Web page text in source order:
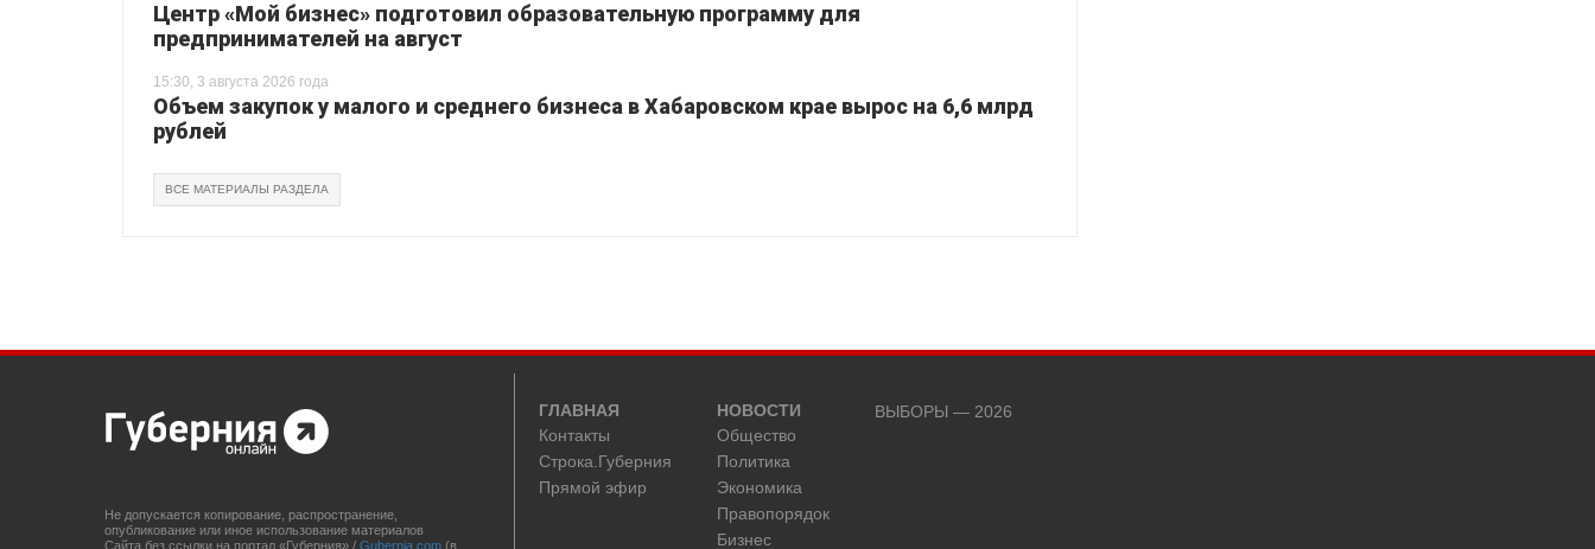
Центр «Мой бизнес» подготовил образовательную программу для
предпринимателей на август
15:30, 3 августа 2026 года
Объем закупок у малого и среднего бизнеса в Хабаровском крае вырос на 6,6 млрд
рублей
ВСЕ МАТЕРИАЛЫ РАЗДЕЛА
Не допускается копирование, распространение,
опубликование или иное использование материалов
Сайта без ссылки на портал «Губерния» / Gubernia.com (в
ГЛАВНАЯ
Контакты
Строка.Губерния
Прямой эфир
НОВОСТИ
Общество
Политика
Экономика
Правопорядок
Бизнес
ВЫБОРЫ — 2026